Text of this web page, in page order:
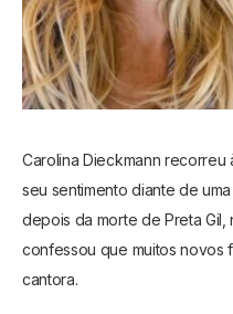
Carolina Dieckmann
seu sentimento diante de
depois da morte de Preta Gil,
confessou que muitos novos
cantora.